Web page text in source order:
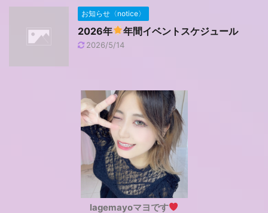
お知らせ〈notice〉
2026年 年間イベントスケジュール
2026/5/14
lagemayoマヨです